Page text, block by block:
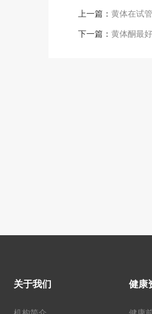
上一篇： 黄体在试
下一篇： 黄体酮最
关于我们 健康